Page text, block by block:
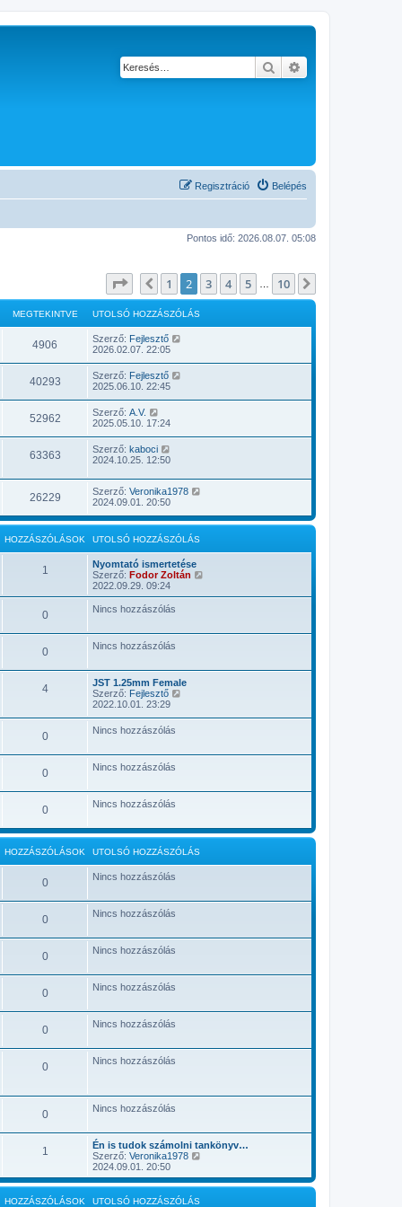
Keresés
Belépés
Regisztráció
Pontos idő: 2026.08.07. 05:08
Oldal: 2 10
Előző
1 2 3 4 5 10
MEGTEKINTVE UTOLSÓ HOZZÁSZÓLÁS
4906 Szerző: Fejlesztő
2026.02.07. 22:05
40293 Szerző: Fejlesztő
2025.06.10. 22:45
52962 Szerző: A.V.
2025.05.10. 17:24
63363 Szerző: kaboci
2024.10.25. 12:50
26229 Szerző: Veronika1978
2024.09.01. 20:50
HOZZÁSZÓLÁSOK UTOLSÓ HOZZÁSZÓLÁS
1
Nyomtató ismertetése
Szerző: Fodor Zoltán
o
h
z
m
t
n
s
2022.09.29. 09:24
0 Nincs hozzászólás
0 Nincs hozzászólás
4
JST 1.25mm Female
Szerző: Fejlesztő
h
z
ó
á
s
i
é
2022.10.01. 23:29
0 Nincs hozzászólás
0 Nincs hozzászólás
0 Nincs hozzászólás
HOZZÁSZÓLÁSOK UTOLSÓ HOZZÁSZÓLÁS
0 Nincs hozzászólás
0 Nincs hozzászólás
0 Nincs hozzászólás
0 Nincs hozzászólás
0 Nincs hozzászólás
0 Nincs hozzászólás
0 Nincs hozzászólás
1
Én is tudok számolni tankönyv…
Szerző: Veronika1978
o
l
2024.09.01. 20:50
HOZZÁSZÓLÁSOK UTOLSÓ HOZZÁSZÓLÁS